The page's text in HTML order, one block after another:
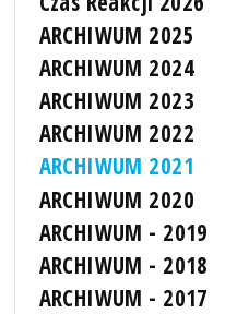
ARCHIWUM 2025
ARCHIWUM 2024
ARCHIWUM 2023
ARCHIWUM 2022
ARCHIWUM 2021
ARCHIWUM 2020
ARCHIWUM - 2019
ARCHIWUM - 2018
ARCHIWUM - 2017